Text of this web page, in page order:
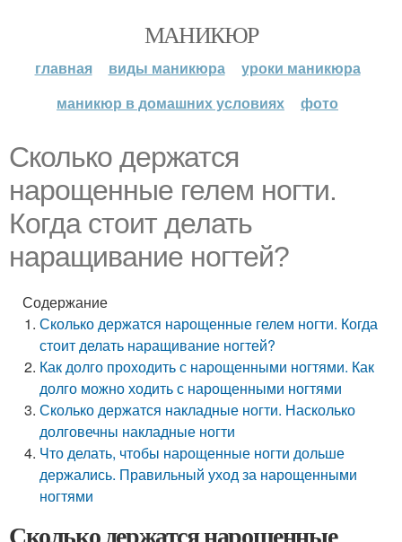
МАНИКЮР
главная виды маникюра
уроки маникюра
маникюр в домашних условиях
фото
Сколько держатся
нарощенные гелем ногти.
Когда стоит делать
наращивание ногтей?
Содержание
Сколько держатся нарощенные гелем ногти. Когда
стоит делать наращивание ногтей?
Как долго проходить с нарощенными ногтями. Как
долго можно ходить с нарощенными ногтями
Сколько держатся накладные ногти. Насколько
долговечны накладные ногти
Что делать, чтобы нарощенные ногти дольше
держались. Правильный уход за нарощенными
ногтями